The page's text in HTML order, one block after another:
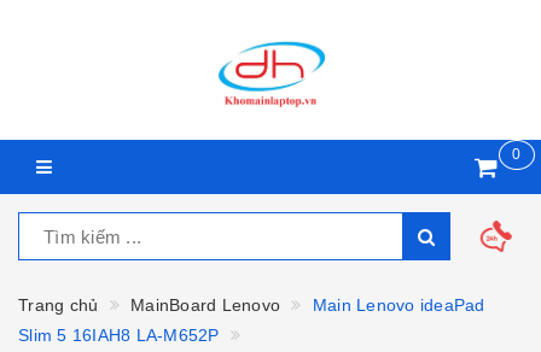
0
Trang chủ MainBoard Lenovo
Main Lenovo ideaPad
Slim 5 16IAH8 LA-M652P